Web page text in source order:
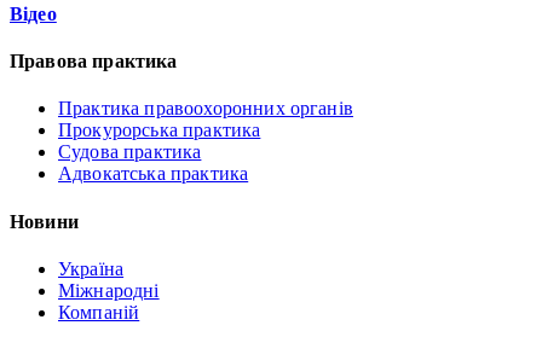
Відео
Правова практика
Практика правоохоронних органів
Прокурорська практика
Судова практика
Адвокатська практика
Новини
Україна
Міжнародні
Компаній